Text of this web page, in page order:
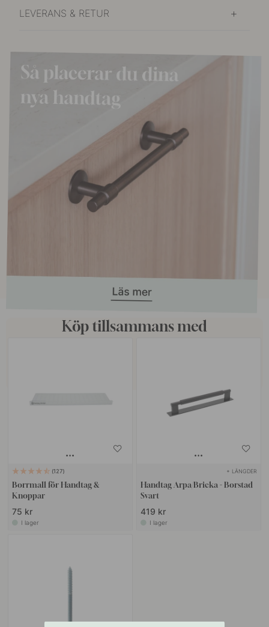
LEVERANS & RETUR
Köp tillsammans med
127
Borrmall för Handtag &
Knoppar
75 kr
I lager
+ LÄNGDER
Handtag Arpa/Bricka - Borstad
Svart
419 kr
I lager